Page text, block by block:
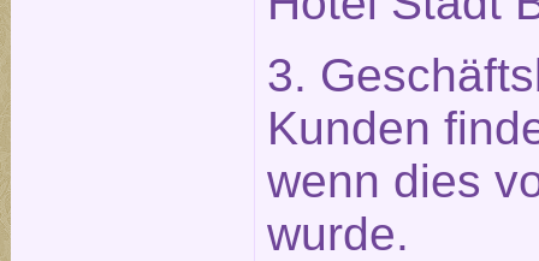
3.
Kunden
wenn dies
wurde.